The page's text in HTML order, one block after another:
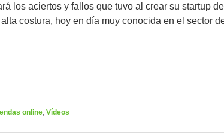
los aciertos y fallos que tuvo al crear su startup de
costura, hoy en día muy conocida en el sector
online Vídeos